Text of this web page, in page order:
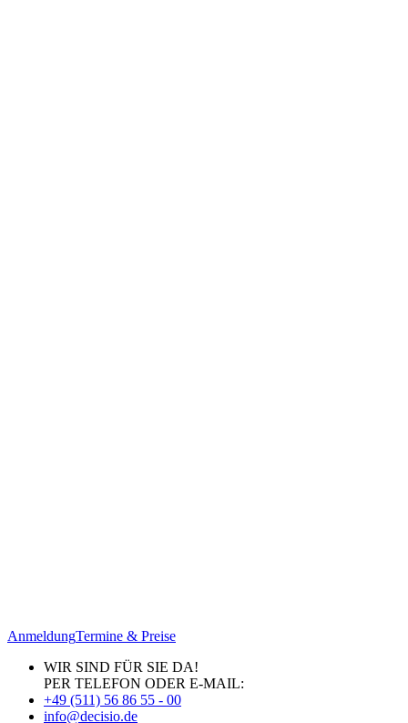
AnmeldungTermine & Preise
WIR SIND FÜR SIE DA!
PER TELEFON ODER E-MAIL:
+49 (511) 56 86 55 - 00
info@decisio.de